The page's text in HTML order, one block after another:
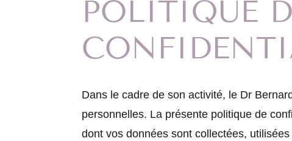
POLITIQUE
Dans le cadre de son activité, le Dr
personnelles. La présente politique de
dont vos données sont collectées,